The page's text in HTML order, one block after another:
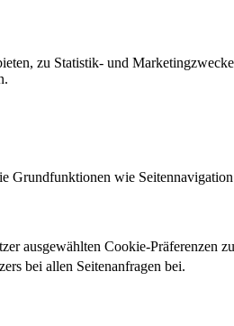
zu Statistik- und
Grundfunktionen wie
ausgewählten Cookie-Präferenzen
bei allen Seitenanfragen bei.